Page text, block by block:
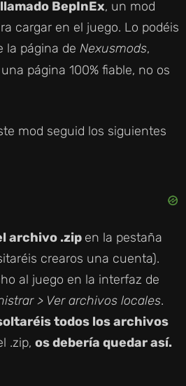
BepInEx, un mod
cargar en el juego. Lo podéis
la página de Nexusmods,
una página 100% fiable, no os
mod seguid los siguientes
archivo .zip en la pestaña
crearos una cuenta).
al juego en la interfaz de
> Ver archivos locales.
todos los archivos
.zip, os debería quedar así.